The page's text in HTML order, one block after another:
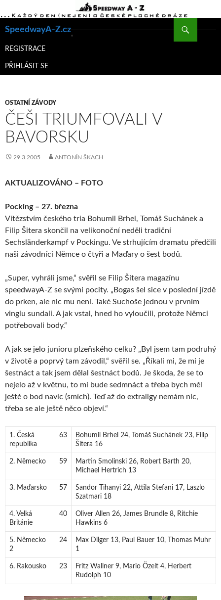
SpeedwayA-Z.cz
K
WEBU
REGISTRACE
PŘIHLÁSIT SE
OSTATNÍ ZÁVODY
ČEŠI TRIUMFOVALI V
BAVORSKU
29.3.2005 ANTONÍN ŠKACH
AKTUALIZOVÁNO – FOTO
Pocking – 27. března
Vítězstvím českého tria Bohumil Brhel, Tomáš Suchánek a
Filip Šitera skončil na velikonoční neděli tradiční
Sechsländerkampf v Pockingu. Ve strhujícím dramatu předčili
naši závodníci Němce o čtyři a Maďary o šest bodů.
„Super, vyhráli jsme,“ svěřil se Filip Šitera magazínu
speedwayA-Z se svými pocity. „Bogas šel sice v poslední jízdě
do prken, ale nic mu není. Také Suchoše jednou v prvním
vinglu sundali. A jak vstal, hned ho vyloučili, protože Němci
potřebovali body.“
A jak se jelo junioru plzeňského celku? „Byl jsem tam podruhý
v životě a poprvý tam závodil,“ svěřil se. „Říkali mi, že mi je
šestnáct a tak jsem dělal šestnáct bodů. Je škoda, že se to
nejelo až v květnu, to mi bude sedmnáct a třeba bych měl
ještě o bod navíc (smích). Teď až do extraligy nemám nic,
třeba se ale ještě něco objeví.“
1. Česká
republika
63
Bohumil Brhel 24, Tomáš Suchánek 23, Filip
Šitera 16
2. Německo 59
Martin Smolinski 26, Robert Barth 20,
Michael Hertrich 13
3. Maďarsko 57
Sandor Tihanyi 22, Attila Stefani 17, Laszlo
Szatmari 18
4. Velká
Británie
40
Oliver Allen 26, James Brundle 8, Ritchie
Hawkins 6
5. Německo
2
24
Max Dilger 13, Paul Bauer 10, Thomas Muhr
1
6. Rakousko 23
Fritz Wallner 9, Mario Özelt 4, Herbert
Rudolph 10